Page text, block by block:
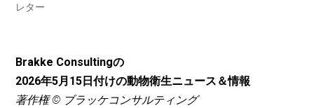
レター
Brakke Consultingの
2026年5月15日付けの動物衛生ニュース＆情報
著作権 © ブラッケコンサルティング